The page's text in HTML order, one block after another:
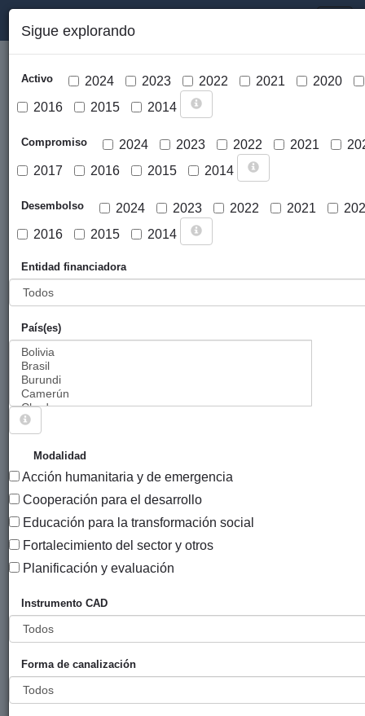
Cargar mapa
Sigue explorando
Activo 2024 2023 2022 2021
2020
2016
2015 2014
Compromiso 2024 2023 2022 2021
2017
2016 2015 2014
Desembolso 2024 2023 2022 2021
2016
2015 2014
Entidad financiadora
País(es)
Modalidad
Acción humanitaria y de emergencia
Cooperación para el desarrollo
Educación para la transformación social
Fortalecimiento del sector y otros
Planificación y evaluación
Instrumento CAD
Forma de canalización
PROYECTOS QUE TIENEN EL INSTRUMENTO
"AYUDAS A PROYECTOS DE COOPERACIÓN AL
DESARROLLO (PRO-K1)".
797 PROYECTOS
Título
Entidad
Aumentadas las
la juventud para
su desarrollo
integral y
Vasca de